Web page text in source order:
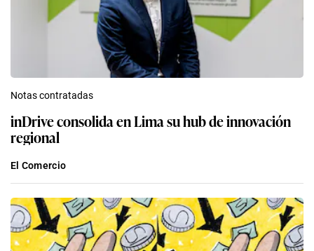
Notas contratadas
inDrive consolida en Lima su hub de innovación
regional
El Comercio